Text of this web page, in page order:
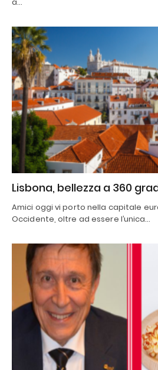
Lisbona, bellezza a 360
Amici oggi vi porto nella capitale
Occidente, oltre ad essere l’unica…